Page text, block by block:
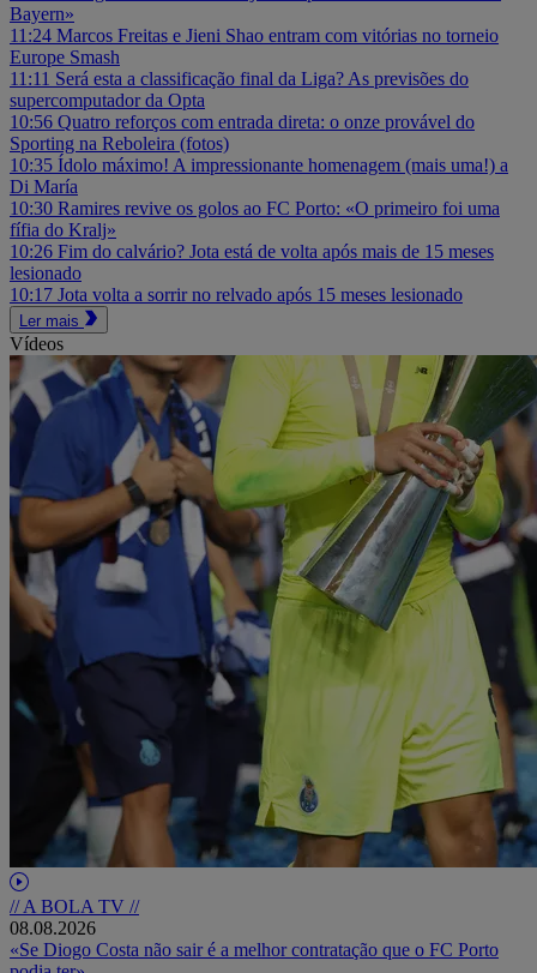
Bayern»
11:24 Marcos Freitas e Jieni Shao entram com vitórias no torneio
Europe Smash
11:11 Será esta a classificação final da Liga? As previsões do
supercomputador da Opta
10:56 Quatro reforços com entrada direta: o onze provável do
Sporting na Reboleira (fotos)
10:35 Ídolo máximo! A impressionante homenagem (mais uma!) a
Di María
10:30 Ramires revive os golos ao FC Porto: «O primeiro foi uma
fífia do Kralj»
10:26 Fim do calvário? Jota está de volta após mais de 15 meses
lesionado
10:17 Jota volta a sorrir no relvado após 15 meses lesionado
Ler mais
Vídeos
// A BOLA TV //
08.08.2026
«Se Diogo Costa não sair é a melhor contratação que o FC Porto